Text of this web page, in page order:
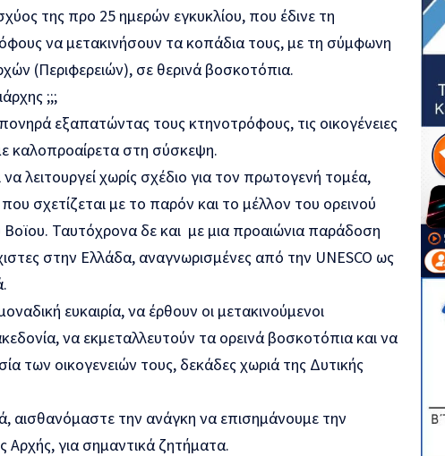
της προ 25 ημερών εγκυκλίου, που έδινε τη
να μετακινήσουν τα κοπάδια τους, με τη σύμφωνη
(Περιφερειών), σε θερινά βοσκοτόπια.
;;;
εξαπατώντας τους κτηνοτρόφους, τις οικογένειες
καλοπροαίρετα στη σύσκεψη.
λειτουργεί χωρίς σχέδιο για τον πρωτογενή τομέα,
σχετίζεται με το παρόν και το μέλλον του ορεινού
Ταυτόχρονα δε και με μια προαιώνια παράδοση
στην Ελλάδα, αναγνωρισμένες από την UNESCO ως
ευκαιρία, να έρθουν οι μετακινούμενοι
να εκμεταλλευτούν τα ορεινά βοσκοτόπια και να
των οικογενειών τους, δεκάδες χωριά της Δυτικής
αισθανόμαστε την ανάγκη να επισημάνουμε την
Αρχής, για σημαντικά ζητήματα.